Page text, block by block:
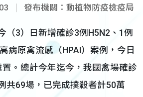
發布機關：動植物防疫檢疫局
3）日新增確診3例H5N2、1例
病原禽流感（HPAI）案例，今日
。總計今年迄今，我國禽場確診
共69場，已完成撲殺者計50萬